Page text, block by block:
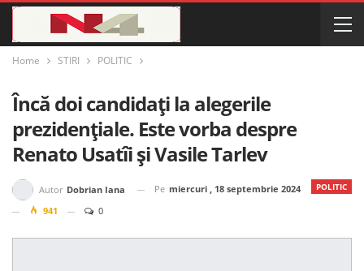
Home STIRI POLITIC
Încă doi candidați la alegerile
prezidențiale. Este vorba despre
Renato Usatîi și Vasile Tarlev
POLITIC
Autor Dobrian Iana Pe miercuri , 18 septembrie 2024
941
0